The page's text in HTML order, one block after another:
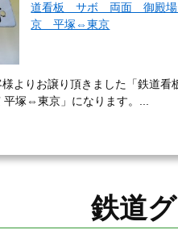
道看板 サボ 両面 御殿
京 平塚⇔東京
よりお譲り頂きました「鉄道看
塚⇔東京」になります。...
鉄道